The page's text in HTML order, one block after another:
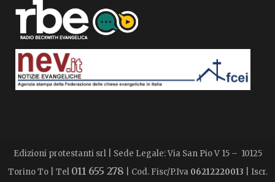
Edizioni protestanti srl | Sede Legale: Via San Pio V 15 – 10125
Torino To | Tel 011 655 278 | Cod. Fisc/P.Iva 06212220013 | Iscr.